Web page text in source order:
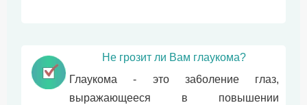
Не грозит ли Вам глаукома?
Глаукома - это за6оление глаз,
выражающееся в повышении